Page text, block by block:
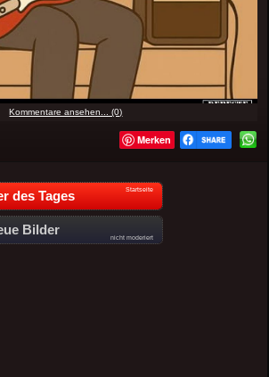
Kommentare ansehen... (0)
Merken
des Tages Startseite
Bilder
nicht moderiert